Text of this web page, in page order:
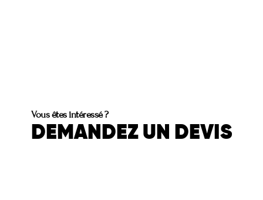
Vous êtes intéressé ?
DEMANDEZ UN DEVIS